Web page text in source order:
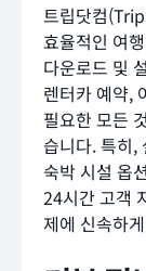
트립닷컴
효율적인 여
다운로드 및
렌터카 예약,
필요한 모든
습니다. 특히,
숙박 시설 옵
24시간 고객
제에 신속하